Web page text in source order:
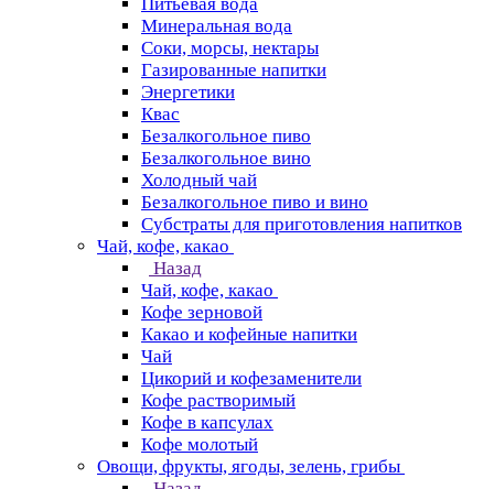
Минеральная вода
Соки, морсы, нектары
Газированные напитки
Энергетики
Квас
Безалкогольное пиво
Безалкогольное вино
Холодный чай
Безалкогольное пиво и вино
Субстраты для приготовления напитков
Чай, кофе, какао
Назад
Чай, кофе, какао
Кофе зерновой
Какао и кофейные напитки
Чай
Цикорий и кофезаменители
Кофе растворимый
Кофе в капсулах
Кофе молотый
Овощи, фрукты, ягоды, зелень, грибы